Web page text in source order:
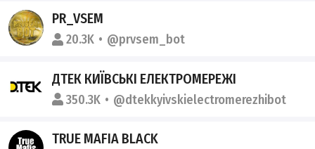
PR_VSEM
20.3K @prvsem_bot
ДТЕК КИЇВСЬКІ ЕЛЕКТРОМЕРЕЖІ
350.3K @dtekkyivskielectromerezhibot
TRUE MAFIA BLACK